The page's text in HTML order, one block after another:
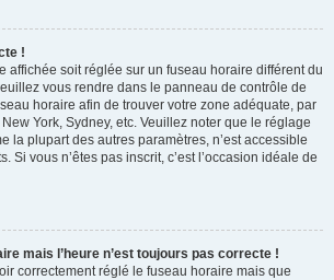
!
affichée soit réglée sur un fuseau horaire différent du
vous rendre dans le panneau de contrôle de
horaire afin de trouver votre zone adéquate, par
York, Sydney, etc. Veuillez noter que le réglage
la plupart des autres paramètres, n’est accessible
Si vous n’êtes pas inscrit, c’est l’occasion idéale de
mais l’heure n’est toujours pas correcte !
correctement réglé le fuseau horaire mais que